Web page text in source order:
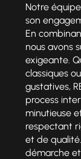
Notre
son
En
nous avons
exigeante.
classiques
gustatives,
process
minutieuse
respectant
et de
démarche